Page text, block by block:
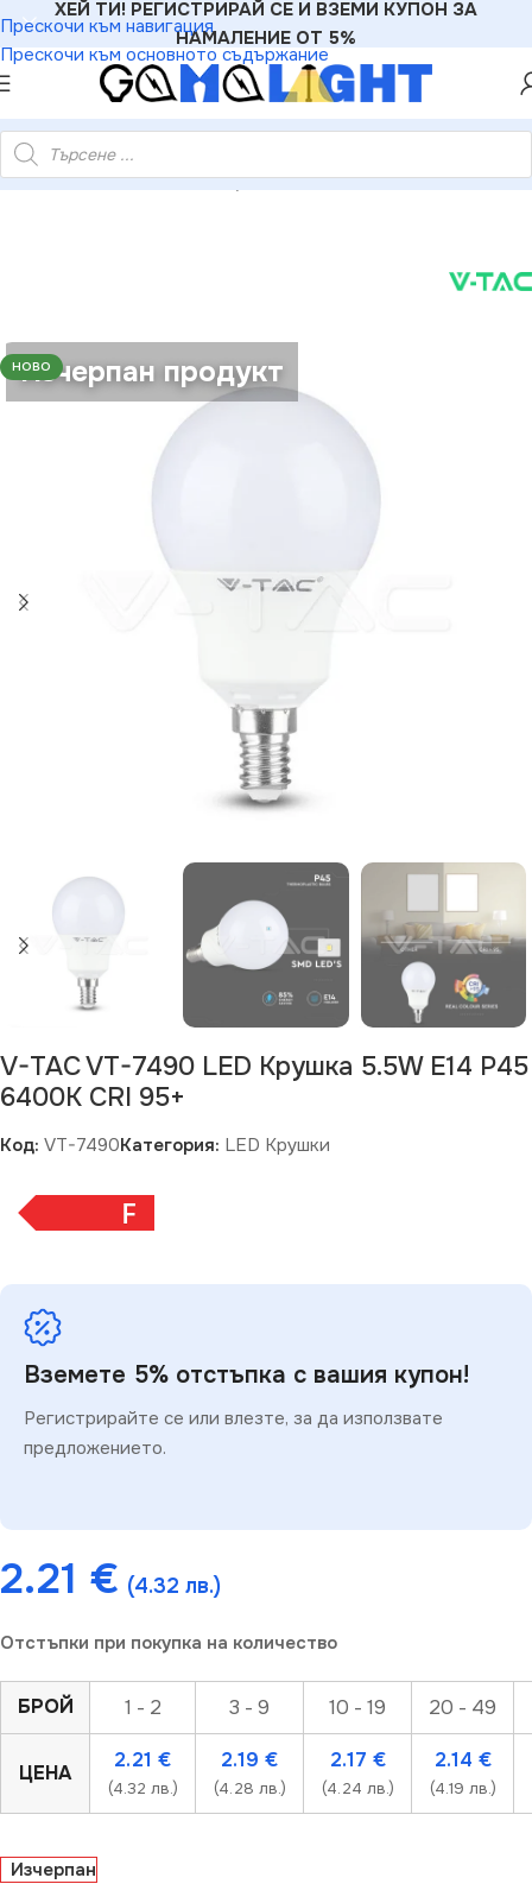
Прескочи към навигация
Прескочи към основното съдържание
ХЕЙ ТИ! РЕГИСТРИРАЙ СЕ И ВЗЕМИ КУПОН ЗА
НАМАЛЕНИЕ ОТ 5%
»V-TAC VT-7490 LED Крушка 5.5W E14 P45 6400K CRI 95+
НОВО
Изчерпан продукт
Изчерпан продукт
V-TAC VT-7490 LED Крушка 5.5W E14 P45
6400K CRI 95+
Код: VT-7490Категория: LED Крушки
F
Вземете 5% отстъпка с вашия купон!
Регистрирайте се или влезте, за да използвате
предложението.
2.21 € (4.32 лв.)
Отстъпки при покупка на количество
БРОЙ 1 - 2 3 - 9 10 - 19 20 - 49
ЦЕНА
2.21 €
(4.32 лв.)
2.19 €
(4.28 лв.)
2.17 €
(4.24 лв.)
2.14 €
(4.19 лв.)
Изчерпан